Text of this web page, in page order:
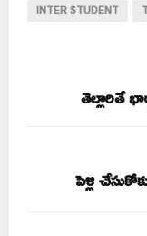
INTER STUDENT
తెల్లారితే
పెళ్లి